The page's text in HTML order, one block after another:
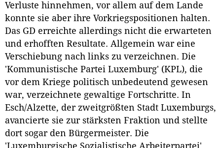
Verluste hinnehmen, vor allem auf dem Lande
konnte sie aber ihre Vorkriegspositionen halten.
Das GD erreichte allerdings nicht die erwarteten
und erhofften Resultate. Allgemein war eine
Verschiebung nach links zu verzeichnen. Die
'Kommunistische Partei Luxemburg' (KPL), die
vor dem Kriege politisch unbedeutend gewesen
war, verzeichnete gewaltige Fortschritte. In
Esch/Alzette, der zweitgrößten Stadt Luxemburgs,
avancierte sie zur stärksten Fraktion und stellte
dort sogar den Bürgermeister. Die